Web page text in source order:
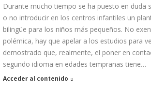
Durante mucho tiempo se ha puesto en duda
o no introducir en los centros infantiles un
bilingüe para los niños más pequeños. No
polémica, hay que apelar a los estudios para
demostrado que, realmente, el poner en
segundo idioma en edades tempranas tiene…
Acceder al contenido